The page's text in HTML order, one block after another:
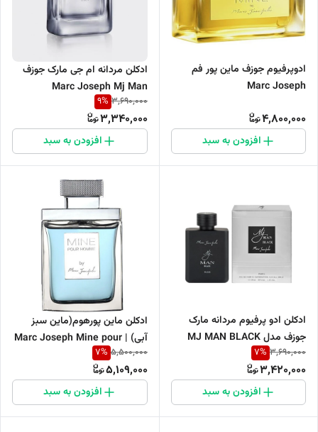
ادوپرفیوم جوزف ماین پور فم
Marc Joseph
4,800,000
افزودن به سبد
ادکلن مردانه ام جی مارک جوزف
Marc Joseph Mj Man
3,690,000
9%
3,340,000
افزودن به سبد
ادکلن ادو پرفیوم مردانه مارک
جوزف مدل MJ MAN BLACK
حجم 100 میل
3,690,000
7%
3,420,000
افزودن به سبد
ادکلن ماین پورهوم(ماین سبز
آبی) | Marc Joseph Mine pour
homme
5,500,000
7%
5,109,000
افزودن به سبد